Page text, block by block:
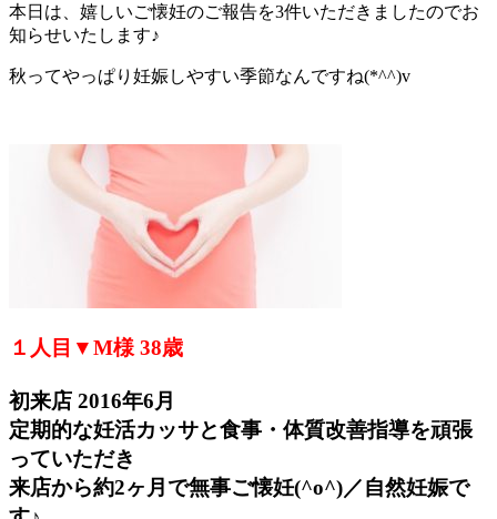
本日は、嬉しいご懐妊のご報告を3件いただきましたのでお
知らせいたします♪
秋ってやっぱり妊娠しやすい季節なんですね(*^^)v
１人目▼M様 38歳
初来店 2016年6月
定期的な妊活カッサと食事・体質改善指導を頑張
っていただき
来店から約2ヶ月で無事ご懐妊(^o^)／自然妊娠で